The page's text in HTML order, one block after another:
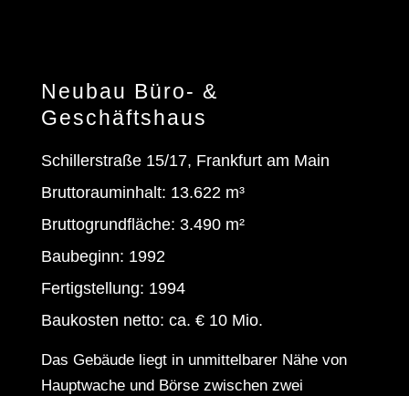
Neubau Büro- &
Geschäftshaus
Schillerstraße 15/17, Frankfurt am Main
Bruttorauminhalt: 13.622 m³
Bruttogrundfläche: 3.490 m²
Baubeginn: 1992
Fertigstellung: 1994
Baukosten netto: ca. € 10 Mio.
Das Gebäude liegt in unmittelbarer Nähe von
Hauptwache und Börse zwischen zwei